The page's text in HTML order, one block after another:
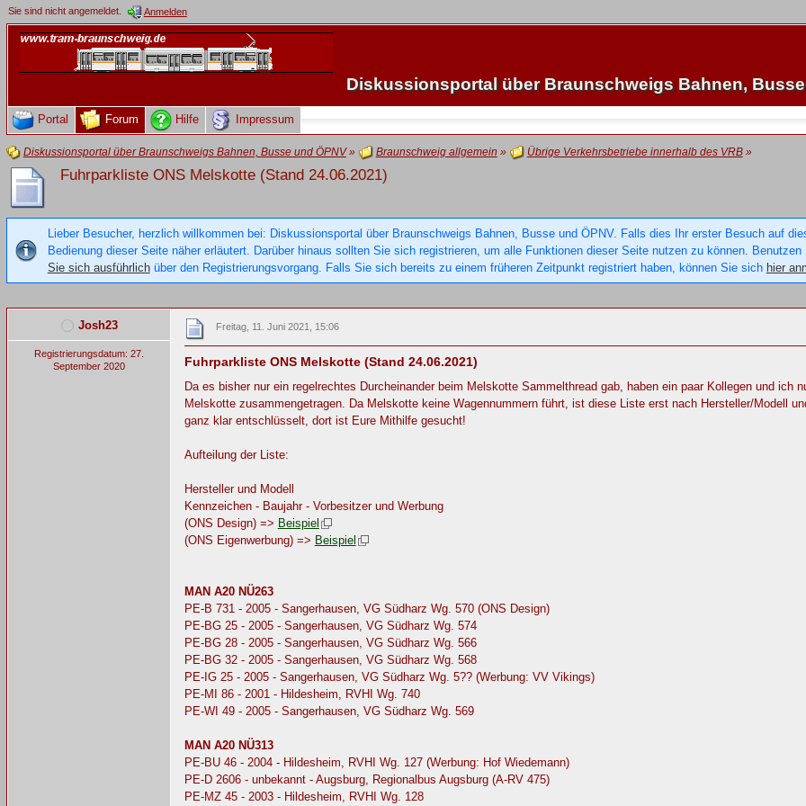
Sie sind nicht angemeldet. Anmelden
Diskussionsportal über Braunschweigs Bahnen,
Portal Forum Hilfe Impressum
Diskussionsportal über Braunschweigs Bahnen, Busse und ÖPNV» Braunschweig allgemein » Übrige Verkehrsbetriebe innerhalb des VRB»
Fuhrparkliste ONS Melskotte (Stand 24.06.2021)
Lieber Besucher, herzlich willkommen bei: Diskussionsportal über Braunschweigs Bahnen, Busse und ÖPNV. Falls dies Ihr erster Besuch auf
Bedienung dieser Seite näher erläutert. Darüber hinaus sollten Sie sich registrieren, um alle Funktionen dieser Seite nutzen zu können. Benutzen
Sie sich ausführlichüber den Registrierungsvorgang. Falls Sie sich bereits zu einem früheren Zeitpunkt registriert haben, können Sie sich hier
Josh23
Registrierungsdatum: 27.
September 2020
Freitag, 11. Juni 2021, 15:06
Fuhrparkliste ONS Melskotte (Stand 24.06.2021)
Da es bisher nur ein regelrechtes Durcheinander beim Melskotte Sammelthread gab, haben ein paar Kollegen und
Melskotte zusammengetragen. Da Melskotte keine Wagennummern führt, ist diese Liste erst nach Hersteller/Modell
ganz klar entschlüsselt, dort ist Eure Mithilfe gesucht!
Aufteilung der Liste:
Hersteller und Modell
Kennzeichen - Baujahr - Vorbesitzer und Werbung
(ONS Design) => Beispiel
(ONS Eigenwerbung) => Beispiel
MAN A20 NÜ263
PE-B 731 - 2005 - Sangerhausen, VG Südharz Wg. 570 (ONS Design)
PE-BG 25 - 2005 - Sangerhausen, VG Südharz Wg. 574
PE-BG 28 - 2005 - Sangerhausen, VG Südharz Wg. 566
PE-BG 32 - 2005 - Sangerhausen, VG Südharz Wg. 568
PE-IG 25 - 2005 - Sangerhausen, VG Südharz Wg. 5?? (Werbung: VV Vikings)
PE-MI 86 - 2001 - Hildesheim, RVHI Wg. 740
PE-WI 49 - 2005 - Sangerhausen, VG Südharz Wg. 569
MAN A20 NÜ313
PE-BU 46 - 2004 - Hildesheim, RVHI Wg. 127 (Werbung: Hof Wiedemann)
PE-D 2606 - unbekannt - Augsburg, Regionalbus Augsburg (A-RV 475)
PE-MZ 45 - 2003 - Hildesheim, RVHI Wg. 128